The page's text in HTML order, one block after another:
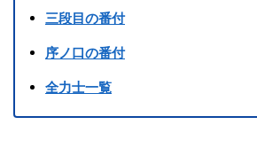
三段目の番付
序ノ口の番付
全力士一覧